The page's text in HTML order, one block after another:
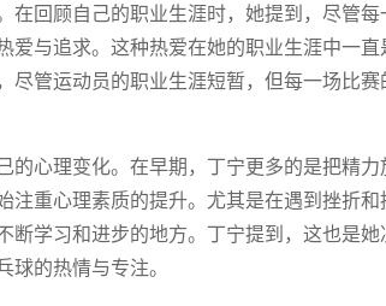
在回顾自己的职业生涯时，她提到，尽管
与追求。这种热爱在她的职业生涯中一直
尽管运动员的职业生涯短暂，但每一场比
的心理变化。在早期，丁宁更多的是把精
注重心理素质的提升。尤其是在遇到挫折
断学习和进步的地方。丁宁提到，这也是
的热情与专注。